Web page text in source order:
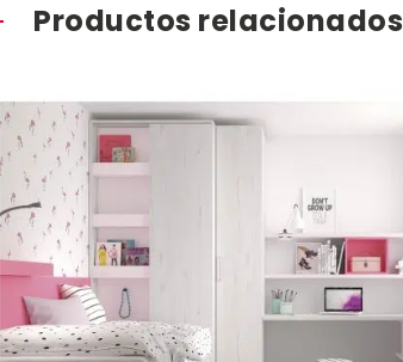
Productos relacionados